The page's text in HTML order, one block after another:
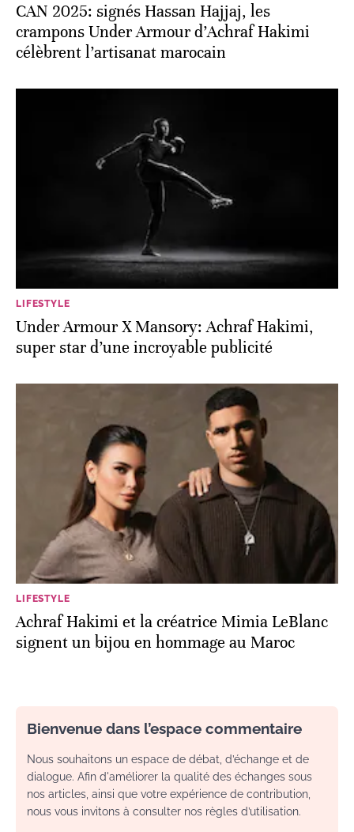
CAN 2025: signés Hassan Hajjaj, les
crampons Under Armour d’Achraf Hakimi
célèbrent l’artisanat marocain
LIFESTYLE
Under Armour X Mansory: Achraf Hakimi,
super star d’une incroyable publicité
LIFESTYLE
Achraf Hakimi et la créatrice Mimia LeBlanc
signent un bijou en hommage au Maroc
Bienvenue dans l’espace commentaire
Nous souhaitons un espace de débat, d’échange et de
dialogue. Afin d'améliorer la qualité des échanges sous
nos articles, ainsi que votre expérience de contribution,
nous vous invitons à consulter nos règles d’utilisation.